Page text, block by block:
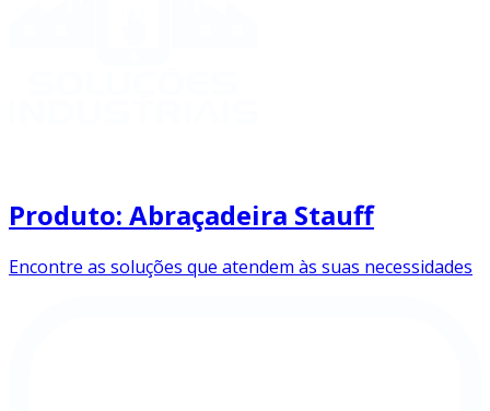
Produto: Abraçadeira Stauff
Encontre as soluções que atendem às suas necessidades